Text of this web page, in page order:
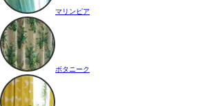
マリンピア
ボタニーク